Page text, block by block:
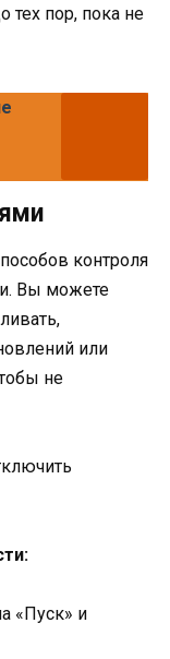
тех пор, пока не
контроля
Вы можете
или
не
«Пуск» и